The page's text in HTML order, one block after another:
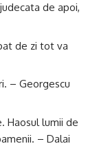
de apoi,
de zi tot va
– Georgescu
Haosul lumii de
– Dalai